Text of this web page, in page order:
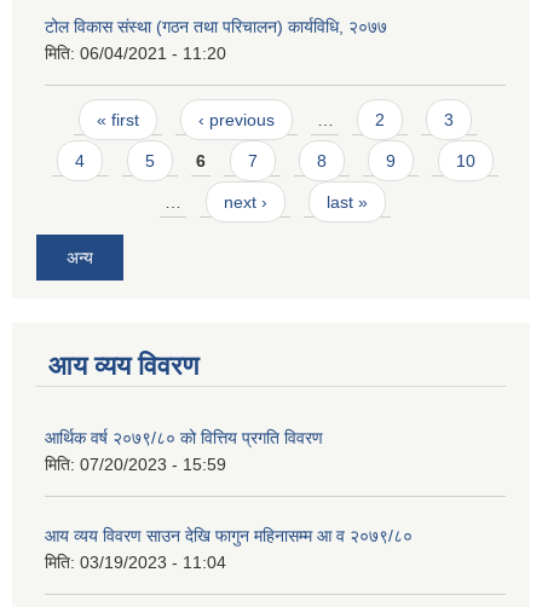
टोल विकास संस्था (गठन तथा परिचालन) कार्यविधि, २०७७
मिति: 06/04/2021 - 11:20
Pages
« first ‹ previous 2 3
4 5 6 7 8 9 10
next › last »
अन्य
आय व्यय विवरण
आर्थिक वर्ष २०७९/८० को वित्तिय प्रगति विवरण
मिति: 07/20/2023 - 15:59
आय व्यय विवरण साउन देखि फागुन महिनासम्म आ व २०७९/८०
मिति: 03/19/2023 - 11:04